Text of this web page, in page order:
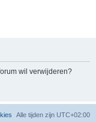
wil verwijderen?
Alle tijden zijn UTC+02:00